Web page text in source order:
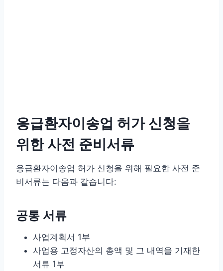
응급환자이송업 허가 신청을
위한 사전 준비서류
응급환자이송업 허가 신청을 위해 필요한 사전 준
비서류는 다음과 같습니다:
공통 서류
사업계획서 1부
사업용 고정자산의 총액 및 그 내역을 기재한
서류 1부